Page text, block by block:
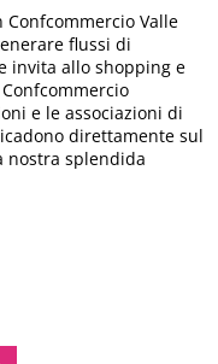
Confcommercio Valle
flussi di
invita allo shopping e
e le associazioni di
direttamente sul
nostra splendida